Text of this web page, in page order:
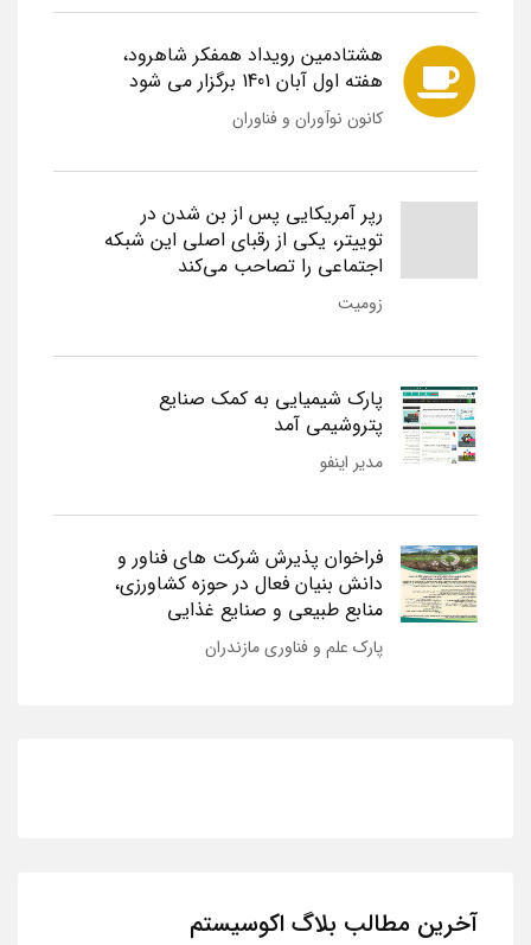
هشتادمین رویداد همفکر شاهرود،
هفته اول آبان 1401 برگزار می شود
کانون نوآوران و فناوران
رپر آمریکایی پس از بن شدن در
توییتر، یکی از رقبای اصلی این شبکه
اجتماعی را تصاحب می‌کند
زومیت
پارک شیمیایی به کمک صنایع
پتروشیمی آمد
مدیر اینفو
فراخوان پذیرش شرکت های فناور و
دانش بنیان فعال در حوزه کشاورزی،
منابع طبیعی و صنایع غذایی
پارک علم و فناوری مازندران
آخرین مطالب بلاگ اکوسیستم